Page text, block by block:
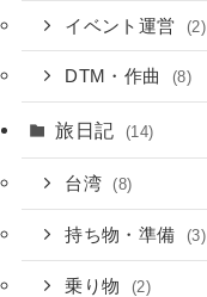
イベント運営 (2)
DTM・作曲 (8)
旅日記 (14)
台湾 (8)
持ち物・準備 (3)
乗り物 (2)